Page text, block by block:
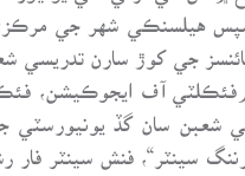
هيلسنڪي شهر جي
جي کوڙ سارن تدريسي
آف ايجوڪيشن،
سان گڏ يونيورسٽي
سينٽر“، فنش سينٽر